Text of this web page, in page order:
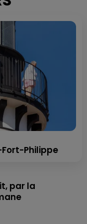
Philippe
par la